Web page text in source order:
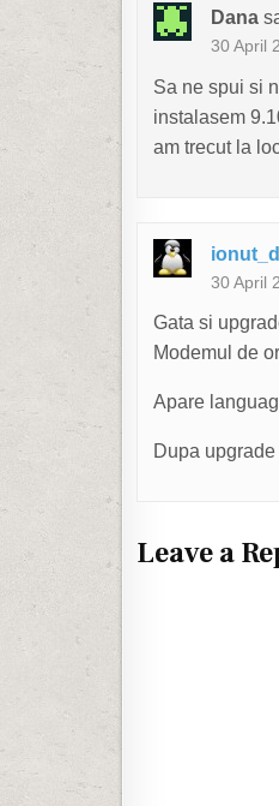
Dana
30 April
Sa ne spui si
instalasem
am trecut la
ionut_d
30 April
Gata si
Modemul de
Apare
Dupa
Leave a